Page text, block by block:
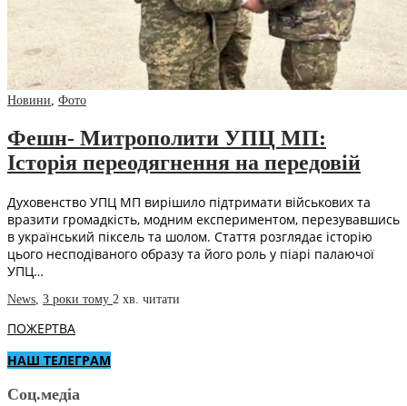
Новини, Фото
Фешн- Митрополити УПЦ МП:
Історія переодягнення на передовій
Духовенство УПЦ МП вирішило підтримати військових та
вразити громадкість, модним експериментом, перезувавшись
в український піксель та шолом. Стаття розглядає історію
цього несподіваного образу та його роль у піарі палаючої
УПЦ…
News, 3 роки тому 2 хв. читати
ПОЖЕРТВА
НАШ ТЕЛЕГРАМ
Соц.медіа